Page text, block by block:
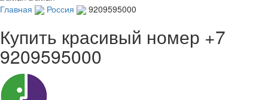
Главная Россия 9209595000
Купить красивый номер +7
9209595000